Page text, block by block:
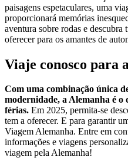
paisagens espetaculares, uma
proporcionará memórias
aventura sobre rodas e descubra
oferecer para os amantes de
Viaje conosco para
Com uma combinação única
modernidade, a Alemanha é o
férias. Em 2025, permita-se
tem a oferecer. E para garantir
Viagem Alemanha. Entre em
informações e viagens
viagem pela Alemanha!